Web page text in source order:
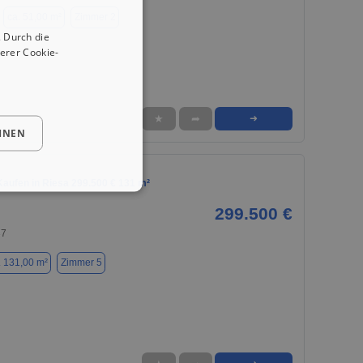
★ ➦ ➜
in Riesa 299.500 € 131 m²
299.500 €
131,00 m² Zimmer 5
die
Cookie-